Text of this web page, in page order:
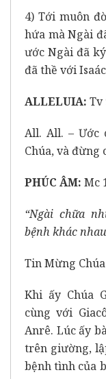
4) Tới muôn
hứa mà Ngài
ước Ngài đã
đã thề với
ALLELUIA: Tv
All. All. – Ước
Chúa, và đừng
PHÚC ÂM: Mc
“Ngài chữa
bệnh khác
Tin Mừng
Khi ấy Chúa
cùng với
Anrê. Lúc ấy
trên giường,
bệnh tình của